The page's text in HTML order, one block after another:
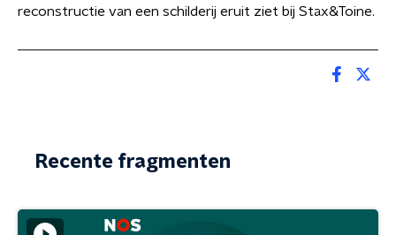
reconstructie van een schilderij eruit ziet bij Stax&Toine.
Recente fragmenten